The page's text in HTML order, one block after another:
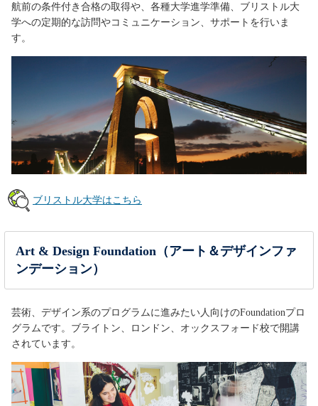
航前の条件付き合格の取得や、各種大学進学準備、ブリストル大
学への定期的な訪問やコミュニケーション、サポートを行いま
す。
ブリストル大学はこちら
Art & Design Foundation（アート＆デザインファ
ンデーション）
芸術、デザイン系のプログラムに進みたい人向けのFoundationプロ
グラムです。ブライトン、ロンドン、オックスフォード校で開講
されています。